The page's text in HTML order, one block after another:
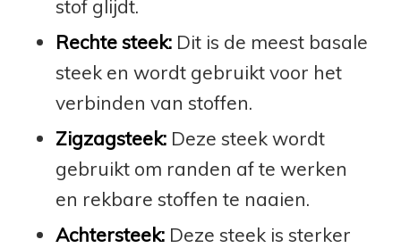
stof glijdt.
Rechte steek:Dit is de meest basale
steek en wordt gebruikt voor het
verbinden van stoffen.
Zigzagsteek:Deze steek wordt
gebruikt om randen af te werken
en rekbare stoffen te naaien.
Achtersteek:Deze steek is sterker